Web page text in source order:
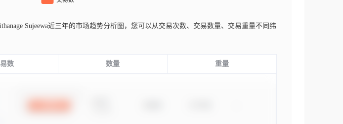
Sujeewa近三年的市场趋势分析图，您可以从交易次数、交易数量、交易重量不同纬
数 数量 重量